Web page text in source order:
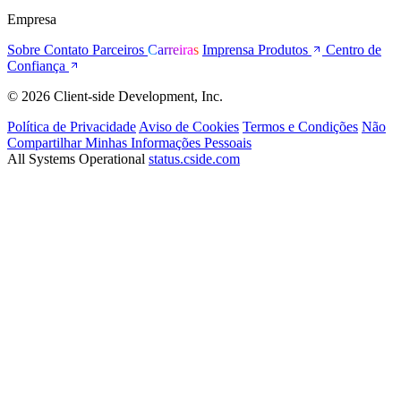
Empresa
Sobre Contato Parceiros Carreiras Imprensa Produtos
Centro de
Confiança
© 2026 Client-side Development, Inc.
Política de Privacidade Aviso de Cookies Termos e Condições Não
Compartilhar Minhas Informações Pessoais
All Systems Operational status.cside.com